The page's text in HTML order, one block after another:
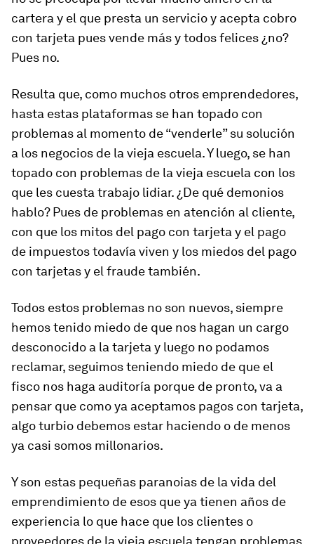
cartera y el que presta un servicio y acepta cobro
con tarjeta pues vende más y todos felices ¿no?
Pues no.
Resulta que, como muchos otros emprendedores,
hasta estas plataformas se han topado con
problemas al momento de “venderle” su solución
a los negocios de la vieja escuela. Y luego, se han
topado con problemas de la vieja escuela con los
que les cuesta trabajo lidiar. ¿De qué demonios
hablo? Pues de problemas en atención al cliente,
con que los mitos del pago con tarjeta y el pago
de impuestos todavía viven y los miedos del pago
con tarjetas y el fraude también.
Todos estos problemas no son nuevos, siempre
hemos tenido miedo de que nos hagan un cargo
desconocido a la tarjeta y luego no podamos
reclamar, seguimos teniendo miedo de que el
fisco nos haga auditoría porque de pronto, va a
pensar que como ya aceptamos pagos con tarjeta,
algo turbio debemos estar haciendo o de menos
ya casi somos millonarios.
Y son estas pequeñas paranoias de la vida del
emprendimiento de esos que ya tienen años de
experiencia lo que hace que los clientes o
proveedores de la vieja escuela tengan problemas